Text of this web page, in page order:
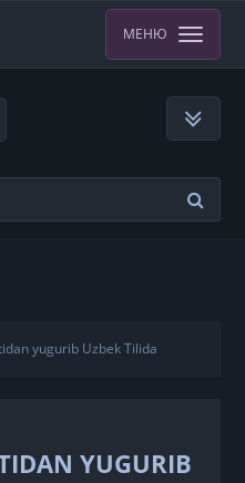
МЕНЮ
yugurib Uzbek Tilida
YUGURIB